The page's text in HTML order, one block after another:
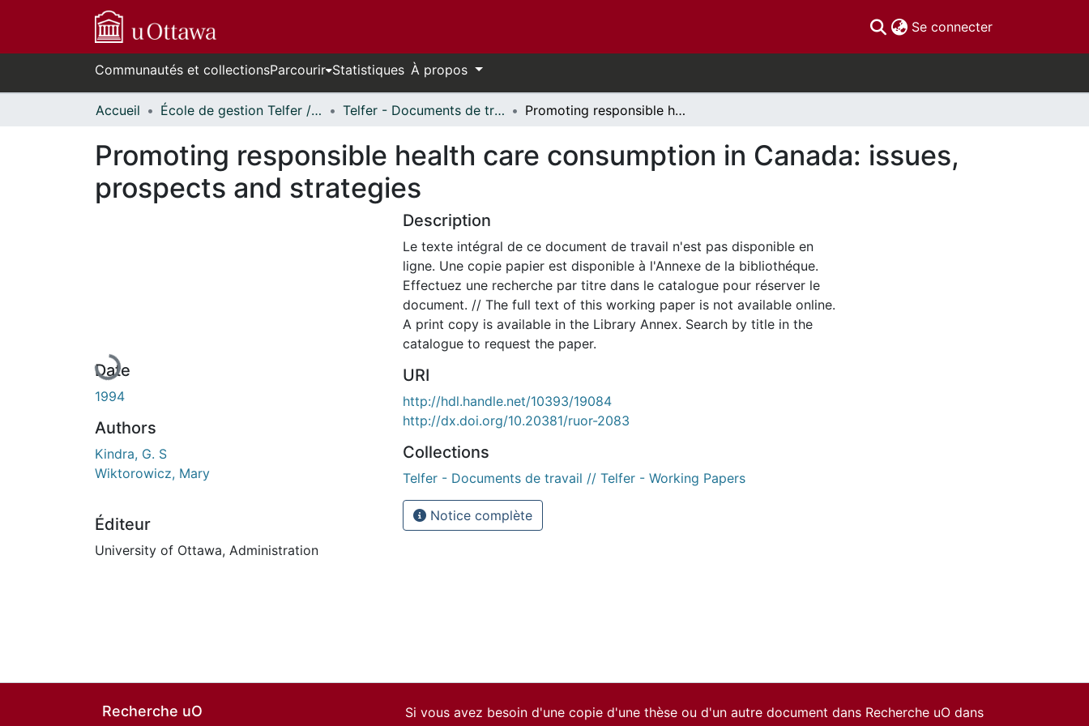
Se connecter(current)
Communautés et collectionsParcourir Statistiques À propos
Accueil École de gestion Telfer // Telfer School of Management Telfer - Documents de travail // Telfer - Working Papers Promoting responsible health care consumption in Canada: issues, prospects and strategies
Promoting responsible health care consumption in Canada: issues,
prospects and strategies
En cours de chargement...
Date
1994
Authors
Kindra, G. S
Wiktorowicz, Mary
Éditeur
University of Ottawa, Administration
Description
Le texte intégral de ce document de travail n'est pas disponible en
ligne. Une copie papier est disponible à l'Annexe de la bibliothéque.
Effectuez une recherche par titre dans le catalogue pour réserver le
document. // The full text of this working paper is not available online.
A print copy is available in the Library Annex. Search by title in the
catalogue to request the paper.
URI
http://hdl.handle.net/10393/19084
http://dx.doi.org/10.20381/ruor-2083
Collections
Telfer - Documents de travail // Telfer - Working Papers
Notice complète
Recherche uO
Si vous avez besoin d'une copie d'une thèse ou d'un autre document dans Recherche uO dans